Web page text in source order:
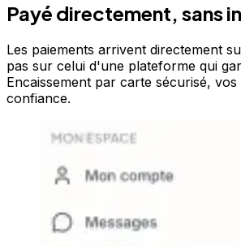
Payé directement, sans
Les paiements arrivent directement
pas sur celui d'une plateforme qui
Encaissement par carte sécurisé,
confiance.